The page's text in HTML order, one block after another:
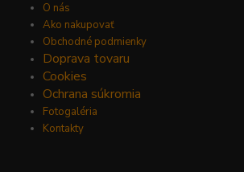
O nás
Ako nakupovať
Obchodné podmienky
Doprava tovaru
Cookies
Ochrana súkromia
Fotogaléria
Kontakty